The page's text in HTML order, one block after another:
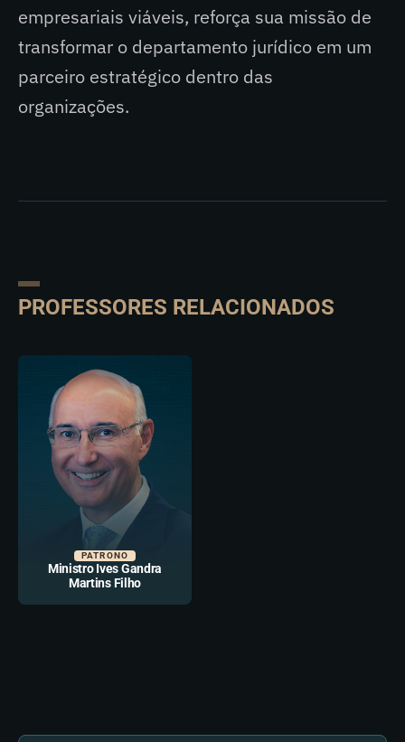
empresariais viáveis, reforça sua missão de
transformar o departamento jurídico em um
parceiro estratégico dentro das
organizações.
PROFESSORES RELACIONADOS
PATRONO
Ministro Ives Gandra
Martins Filho